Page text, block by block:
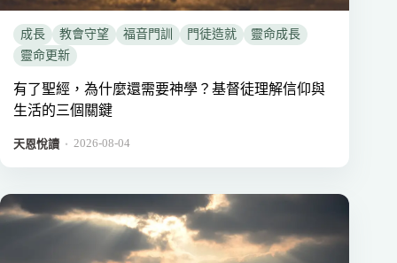
成長 教會守望 福音門訓 門徒造就
靈命成長
靈命更新
有了聖經，為什麼還需要神學？基督徒理解信仰與
生活的三個關鍵
天恩悅讀 ． 2026-08-04